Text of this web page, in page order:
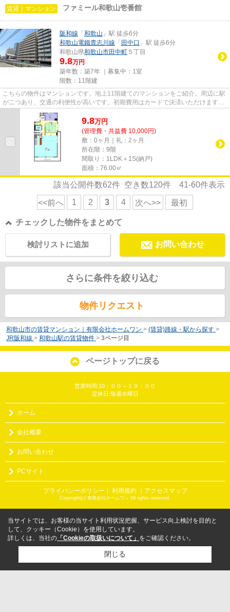
賃貸｜マンション ファミール和歌山壱番館
阪和線 「 和歌山 」駅 徒歩6分
和歌山電鐵貴志川線 「 田中口 」駅 徒歩6分
和歌山県和歌山市田中町 ５丁目
9.8万円
築年数：築7年 ｜募集中： 1室
階数：11階建
こちらの物件はマンションです。地上11階建てのマンションをご紹介。周辺に駅
が二つあり、交通の利便性が高いです。初期費用はカードで決済いただけます。
和歌山市エリアにある賃貸情...
9.8万円
(管理費・共益費 10,000円)
敷：0ヶ月｜礼：2ヶ月
所在階：9階
間取り：1LDK＋1S(納戸)
面積：76.00㎡
該当公開件数62件 空き数120件 41-60件表示
<<前へ 1 2 3 4 次へ>> 最初
チェックした物件をまとめて
お問い合わせ
検討リストに追加
さらに条件を絞り込む
物件リクエスト
和歌山市の賃貸マンション｜有限会社ホームワン > (賃貸)路線・駅から探す >
JR阪和線 > 和歌山駅の賃貸物件 > 3ページ目
ページトップに戻る
営業時間:10：００～１９：００
定休日:毎週水曜日
ホーム
会社概要
お問い合わせ
PCサイト
プライバシーポリシー ｜ 利用規約 ｜アクセスマップ
Copyright(c) 有限会社ホームワン All rights reserved.
当サイトでは、お客様の当サイト利用状況把握、サービス向上検討を目的と
して、クッキー（Cookie）を使用しています。
詳しくは、当社の 「Cookieの取扱いについて」 をご確認ください。
閉じる